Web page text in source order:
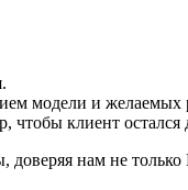
модели и желаемых
чтобы клиент остался
нам не